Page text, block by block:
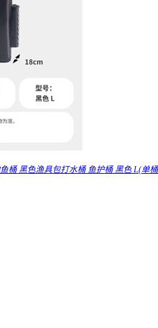
桶 黑色渔具包打水桶 鱼护桶 黑色 L(单桶